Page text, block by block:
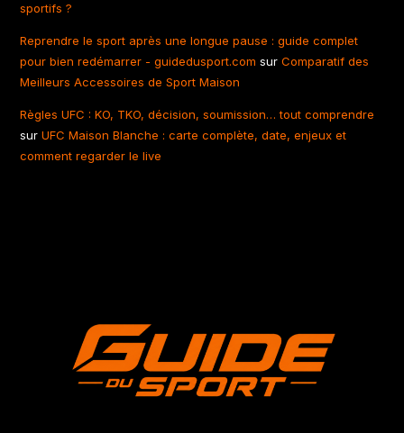
sportifs ?
Reprendre le sport après une longue pause : guide complet
pour bien redémarrer - guidedusport.com surComparatif des
Meilleurs Accessoires de Sport Maison
Règles UFC : KO, TKO, décision, soumission… tout comprendre
surUFC Maison Blanche : carte complète, date, enjeux et
comment regarder le live